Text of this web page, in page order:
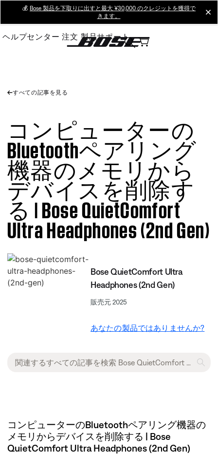
Main
💰 Bose 製品を下取りに出すと最大 ¥30,000 のクレジットを獲得で
きます。
ヘルプセンター 注文 製品サポート
すべての記事を見る
コンピューターの
Bluetoothペアリング
機器のメモリから
デバイスを削除す
る | Bose QuietComfort
Ultra Headphones (2nd Gen)
Bose QuietComfort Ultra
Headphones (2nd Gen)
販売元 2025
あなたの製品ではありませんか?
コンピューターのBluetoothペアリング機器の
メモリからデバイスを削除する | Bose
QuietComfort Ultra Headphones (2nd Gen)